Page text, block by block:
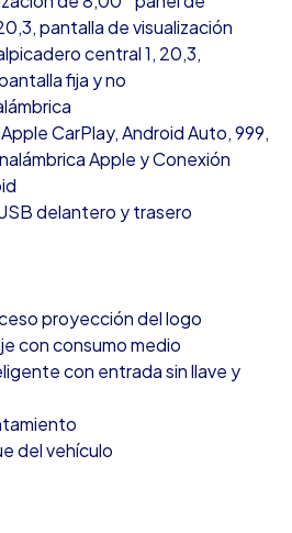
pantalla de visualización
central 1, 20,3,
fija y no
CarPlay, Android Auto, 999,
Apple y Conexión
delantero y trasero
proyección del logo
con consumo medio
con entrada sin llave y
del vehículo